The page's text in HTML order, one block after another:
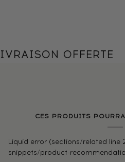
OFFERTE
CES PRODUITS
Liquid error (sections/related line
snippets/product-